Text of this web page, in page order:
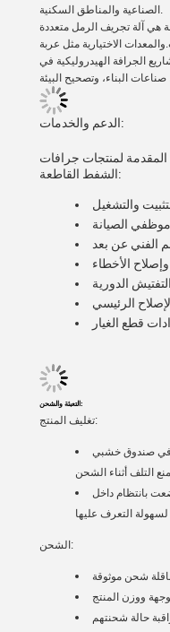
الصناعية والمناطق السكنية.
هي آلة تجريف الرمل متعددة
الاختيارية مثل عربة
الجرافة الهيدروليكية في
الدعم والخدمات:
لمنتجات جرافات
الشفط القاطعة:
والتشغيل
الصيانة
الفني عن بعد
الأخطاء
الدورية
الرئيسي
قطع الغيار
التعبئة والشحن:
تغليف المنتج:
في صندوق خشبي
بانتظام داخل
الشحن: